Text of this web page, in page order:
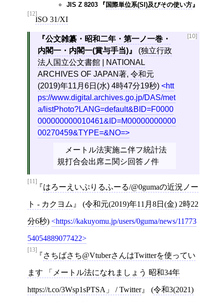
JIS Z 8203 国際単位系(SI)及びその使い方
[12]
ISO 31/XI
[10]
公文雑纂・昭和二年・第一ノ一巻・
内閣一・内閣一(賞与手当)
(独立行政
法人国立公文書館 | NATIONAL
ARCHIVES OF JAPAN著, 令和元
(2019)年11月6日(水) 4時47分19秒)
htt
ps://www.digital.archives.go.jp/DAS/met
a/listPhoto?LANG=default&BID=F0000
000000000010461&ID=M00000000000
00270459&TYPE=&NO=
メートル法実施ニ伴フ統計法
規打合会出席ニ関シ回答ノ件
[11]
はろーえいぷりるふーる/@0gumaの近況ノー
ト - カクヨム (令和元(2019)年11月8日(金) 2時22
分6秒) https://kakuyomu.jp/users/0guma/news/11773
54054889077422
[13]
さちばさち@VtuberさんはTwitterを使ってい
ます 「メートル法になれましょう 昭和34年
https://t.co/3Wsp1sPTSA」 / Twitter (令和3(2021)